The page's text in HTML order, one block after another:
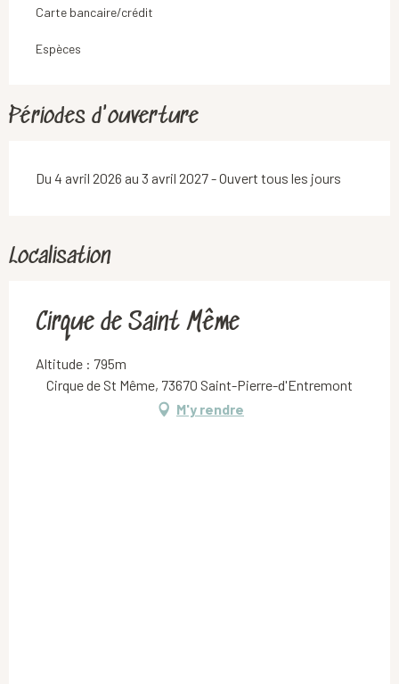
Carte bancaire/crédit
Espèces
Périodes d'ouverture
Du 4 avril 2026 au 3 avril 2027 - Ouvert tous les jours
Localisation
Cirque de Saint Même
Altitude : 795m
Cirque de St Même, 73670 Saint-Pierre-d'Entremont
M'y rendre